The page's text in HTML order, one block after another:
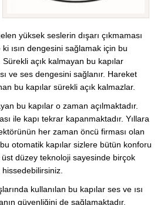
yüksek seslerin dışarı çıkmaması
ısın dengesini sağlamak için bu
Sürekli açık kalmayan bu kapılar
ve ses dengesini sağlanır. Hareket
bu kapılar sürekli açık kalmazlar.
bu kapılar o zaman açılmaktadır.
ile kapı tekrar kapanmaktadır. Yıllara
her zaman öncü firması olan
otomatik kapılar sizlere bütün konforu
üst düzey teknoloji sayesinde birçok
kullanılan bu kapılar ses ve ısı
güvenliğini de sağlamaktadır.